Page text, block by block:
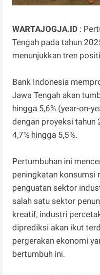
WARTAJOGJA.ID :
Tengah pada tahun
menunjukkan tren
Bank Indonesia
Jawa Tengah akan
hingga 5,6% (year-on-
dengan proyeksi tahun
4,7% hingga 5,5%.
Pertumbuhan ini
peningkatan konsumsi
penguatan sektor
salah satu sektor
kreatif, industri
diprediksi akan ikut
pergerakan ekonomi
bertumbuh ini.